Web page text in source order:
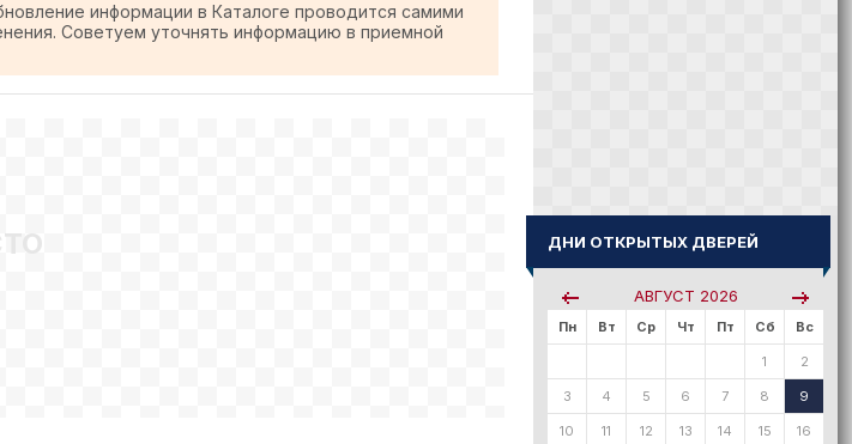
информации в Каталоге проводится самими
Советуем уточнять информацию в приемной
ДНИ ОТКРЫТЫХ ДВЕРЕЙ
АВГУСТ 2026
Пн Вт Ср Чт Пт Сб Вс
1 2
3 4 5 6 7 8 9
10 11 12 13 14 15 16